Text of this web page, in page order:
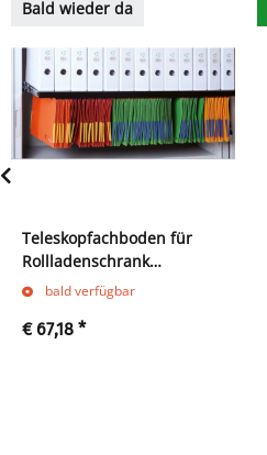
Bald wieder da
Teleskopfachboden für
Rollladenschrank
555129/555139/555149/555169
bald verfügbar
€ 67,18 *